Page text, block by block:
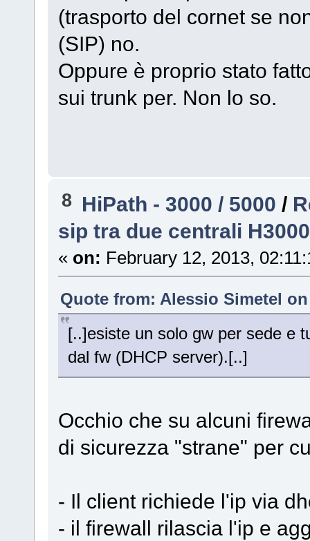
(trasporto del cornet se
(SIP) no.
Oppure è proprio stato
sui trunk per. Non lo so.
8 HiPath - 3000 / 5000 /
sip tra due centrali H3000
« on: February 12, 2013,
Quote from: Alessio Simetel
[..]esiste un solo gw per sede e
dal fw (DHCP server).[..]
Occhio che su alcuni
di sicurezza "strane" per
- Il client richiede l'ip via
- il firewall rilascia l'ip e